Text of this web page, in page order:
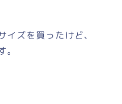
ズを買ったけど、